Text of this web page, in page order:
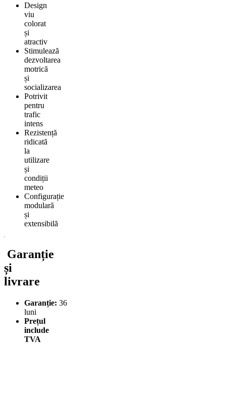
Design
viu
colorat
și
atractiv
Stimulează
dezvoltarea
motrică
și
socializarea
Potrivit
pentru
trafic
intens
Rezistență
ridicată
la
utilizare
și
condiții
meteo
Configurație
modulară
și
extensibilă
Garanție
și
livrare
Garanție: 36
luni
Prețul
include
TVA